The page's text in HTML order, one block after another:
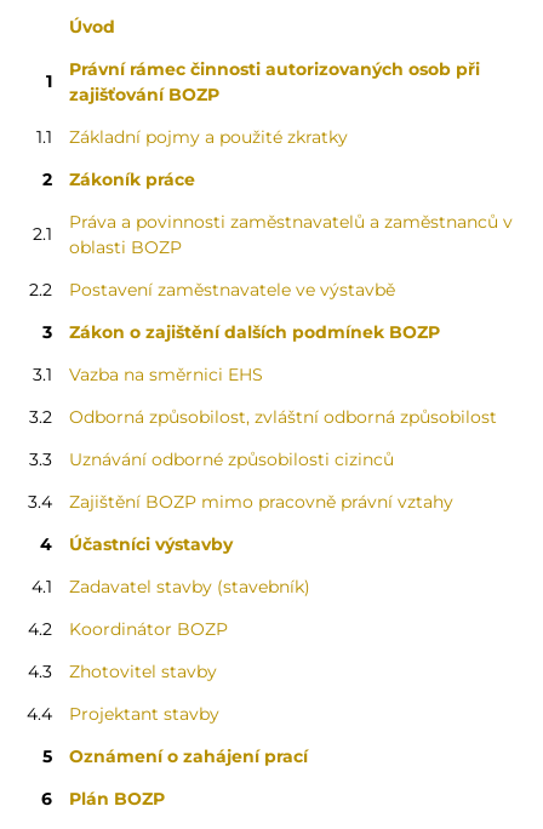
Úvod
1
Právní rámec činnosti autorizovaných osob při
zajišťování BOZP
1.1
Základní pojmy a použité zkratky
2
Zákoník práce
2.1
Práva a povinnosti zaměstnavatelů a zaměstnanců v
oblasti BOZP
2.2
Postavení zaměstnavatele ve výstavbě
3
Zákon o zajištění dalších podmínek BOZP
3.1
Vazba na směrnici EHS
3.2
Odborná způsobilost, zvláštní odborná způsobilost
3.3
Uznávání odborné způsobilosti cizinců
3.4
Zajištění BOZP mimo pracovně právní vztahy
4
Účastníci výstavby
4.1
Zadavatel stavby (stavebník)
4.2
Koordinátor BOZP
4.3
Zhotovitel stavby
4.4
Projektant stavby
5
Oznámení o zahájení prací
6
Plán BOZP